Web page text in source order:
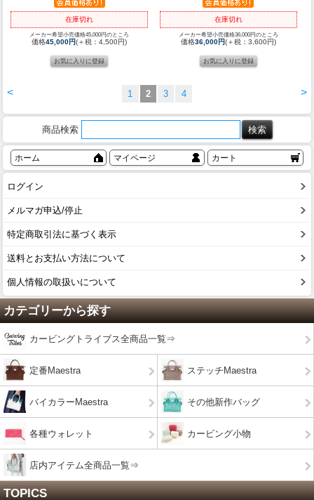
在庫切れ
メーカー希望小売価格45,000円のところ
価格45,000円(＋税：4,500円)
在庫切れ
メーカー希望小売価格36,000円のところ
価格36,000円(＋税：3,600円)
< >
1 2 3 4
商品検索
ホーム マイページ カート
ログイン
メルマガ申込/停止
特定商取引法に基づく表示
送料とお支払い方法について
個人情報の取扱いについて
カテゴリーから探す
カービングトライブス全商品一覧⇒
定番Maestra ステッチMaestra
バイカラーMaestra その他新作バッグ
各種ウォレット カービング小物
店内アイテム全商品一覧⇒
TOPICS